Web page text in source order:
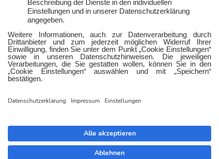
Geschäftskunden
Gewerbestrom
Gewerbegas
ImpressumDatenschutzBarrierefreiheitCookies